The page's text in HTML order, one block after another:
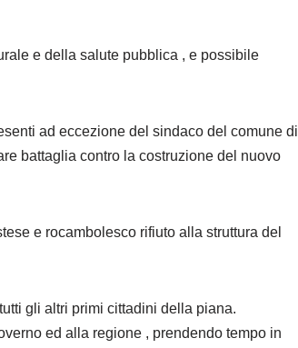
e della salute pubblica , e possibile
ad eccezione del sindaco del comune di
battaglia contro la costruzione del nuovo
e rocambolesco rifiuto alla struttura del
gli altri primi cittadini della piana.
ed alla regione , prendendo tempo in